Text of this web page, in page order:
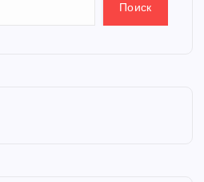
Поиск